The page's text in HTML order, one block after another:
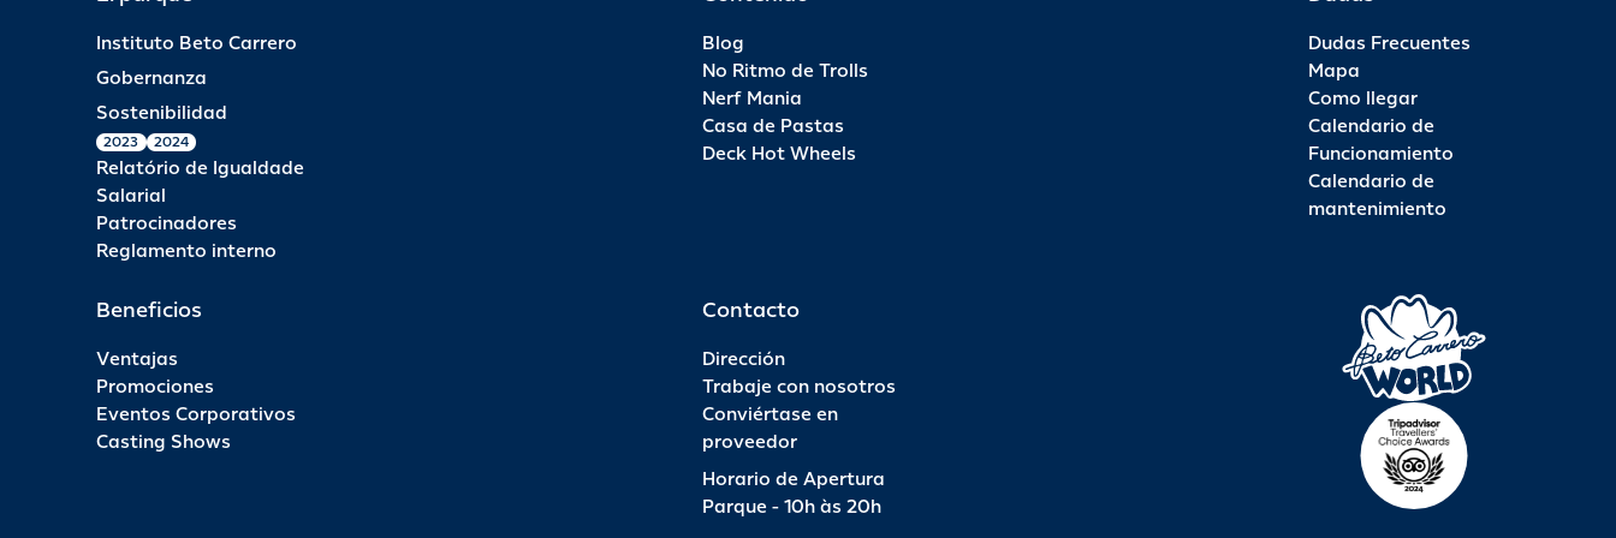
Instituto Beto Carrero
Gobernanza
Sostenibilidad
2023 2024
Relatório de Igualdade
Salarial
Patrocinadores
Reglamento interno
Blog
No Ritmo de Trolls
Nerf Mania
Casa de Pastas
Deck Hot Wheels
Dudas Frecuentes
Mapa
Como llegar
Calendario de
Funcionamiento
Calendario de
mantenimiento
Beneficios
Ventajas
Promociones
Eventos Corporativos
Casting Shows
Contacto
Dirección
Trabaje con nosotros
Conviértase en
proveedor
Horario de Apertura
Parque - 10h às 20h